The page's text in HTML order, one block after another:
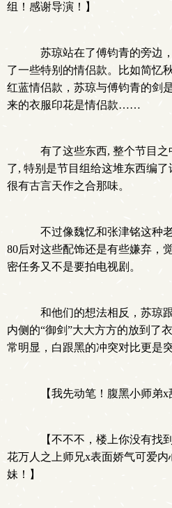
组！感谢导演！】
苏琼站在了傅钧青的旁边
了一些特别的情侣款。比如简忆
红蓝情侣款，苏琼与傅钧青的剑
来的衣服印花是情侣款……
有了这些东西, 整个节目之
了, 特别是节目组给这堆东西编了
很有古言天作之合那味。
不过像魏忆和张津铭这种
80后对这些配饰还是有些嫌弃，
密任务又不是要拍电视剧。
和他们的想法相反，苏琼
内侧的“御剑”大大方方的放到了
常明显，白跟黑的冲突对比更是突
【我先动笔！腹黑小师弟x
【不不不，楼上你没有找
花万人之上师兄x表面娇气可爱内
妹！】